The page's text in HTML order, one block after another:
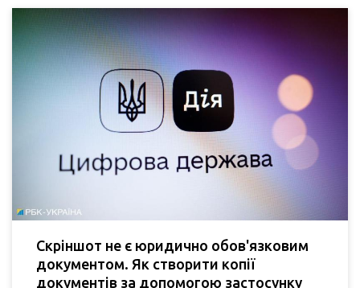
Скріншот не є юридично обов'язковим
документом. Як створити копії
документів за допомогою застосунку